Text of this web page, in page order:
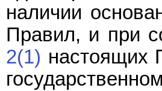
наличии
Правил, и при
2(1) настоящих